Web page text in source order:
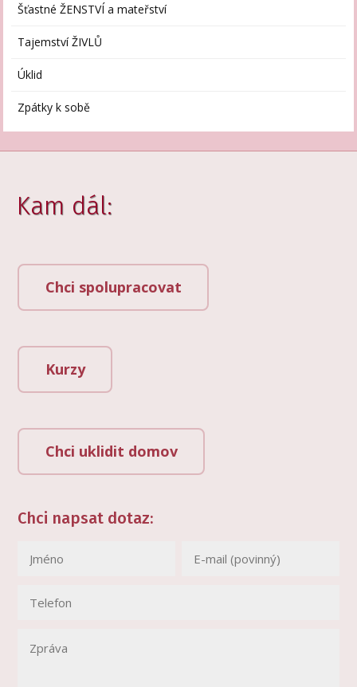
Šťastné ŽENSTVÍ a mateřství
Tajemství ŽIVLŮ
Úklid
Zpátky k sobě
Kam dál:
Chci spolupracovat
Kurzy
Chci uklidit domov
Chci napsat dotaz: